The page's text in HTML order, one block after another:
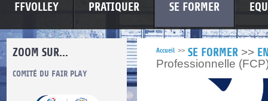
FFVOLLEY PRATIQUER SE FORMER
ZOOM SUR...
COMITÉ DU FAIR PLAY LUTTE CONTRE LES VIOLENCES
Accueil >> SE FORMER >>
Professionnelle